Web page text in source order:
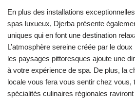
En plus des installations
spas luxueux, Djerba présente
uniques qui en font une destination
L’atmosphère sereine créée par le
les paysages pittoresques ajoute une
à votre expérience de spa. De plus, la
locale vous fera vous sentir chez vous,
spécialités culinaires régionales